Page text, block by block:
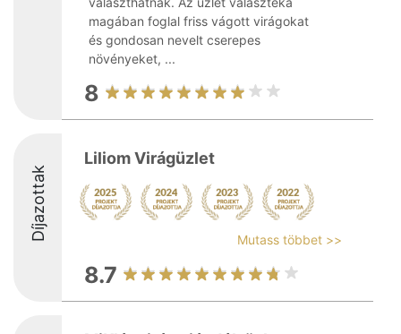
magában foglal friss vágott virágokat
és gondosan nevelt cserepes
növényeket, ...
8
Díjazottak
Liliom Virágüzlet
Mutass többet >>
8.7